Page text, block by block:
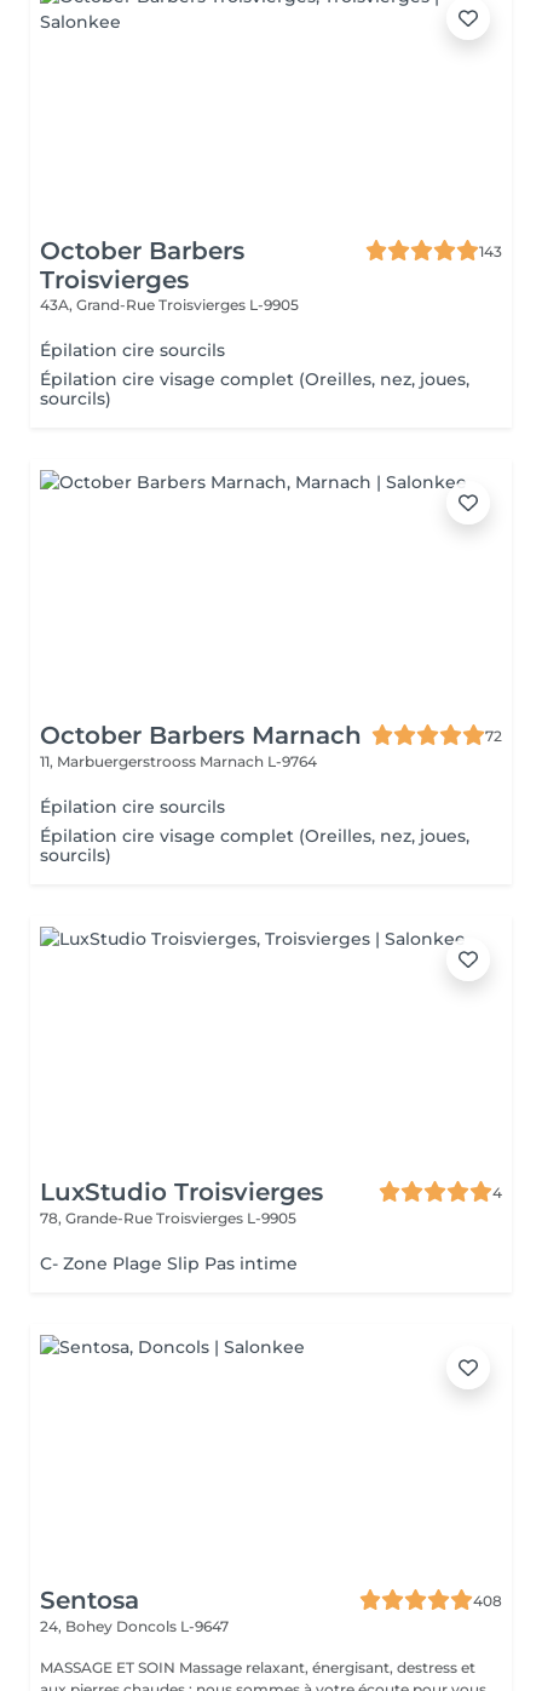
October Barbers
Troisvierges
143
43A, Grand-Rue Troisvierges L-9905
Épilation cire sourcils
Épilation cire visage complet (Oreilles, nez, joues,
sourcils)
October Barbers Marnach
72
11, Marbuergerstrooss Marnach L-9764
Épilation cire sourcils
Épilation cire visage complet (Oreilles, nez, joues,
sourcils)
LuxStudio Troisvierges
4
78, Grande-Rue Troisvierges L-9905
C- Zone Plage Slip Pas intime
Sentosa
408
24, Bohey Doncols L-9647
MASSAGE ET SOIN Massage relaxant, énergisant, destress et